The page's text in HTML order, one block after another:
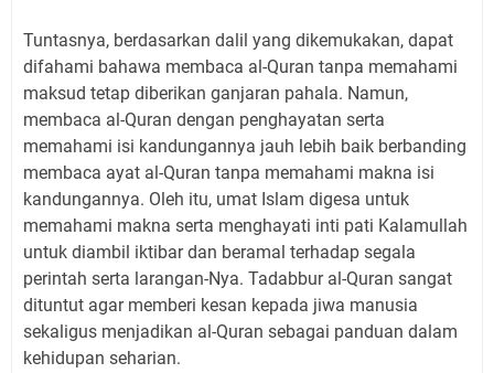
Tuntasnya, berdasarkan dalil yang dikemukakan, dapat
difahami bahawa membaca al-Quran tanpa memahami
maksud tetap diberikan ganjaran pahala. Namun,
membaca al-Quran dengan penghayatan serta
memahami isi kandungannya jauh lebih baik berbanding
membaca ayat al-Quran tanpa memahami makna isi
kandungannya. Oleh itu, umat Islam digesa untuk
memahami makna serta menghayati inti pati Kalamullah
untuk diambil iktibar dan beramal terhadap segala
perintah serta larangan-Nya. Tadabbur al-Quran sangat
dituntut agar memberi kesan kepada jiwa manusia
sekaligus menjadikan al-Quran sebagai panduan dalam
kehidupan seharian.